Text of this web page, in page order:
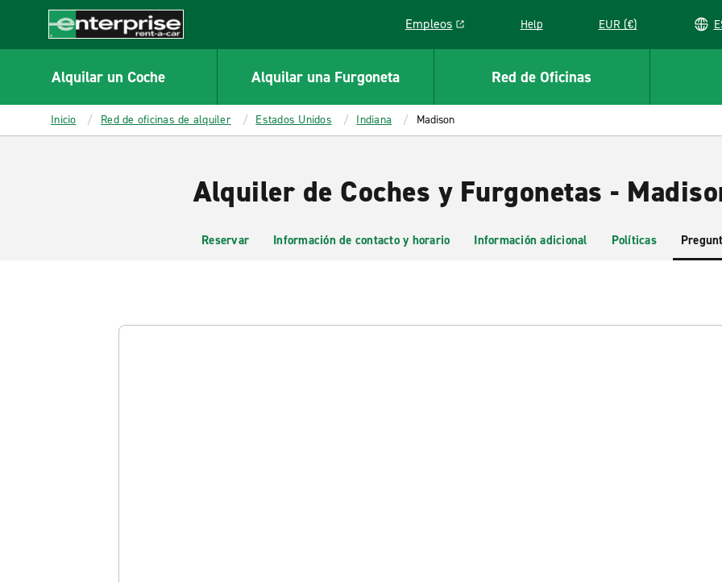
CONTENT
Enterprise
Empleos
Link opens in a new window
Help EUR (€)
Alquilar un Coche Alquilar una Furgoneta Red de Oficinas
Inicio Red de oficinas de alquiler Estados Unidos Indiana Madison
Alquiler de Coches y Furgonetas -
Reservar Información de contacto y horario Información adicional Políticas